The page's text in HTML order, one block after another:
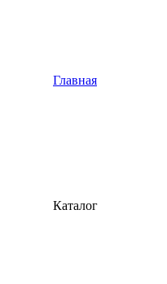
Главная
Каталог